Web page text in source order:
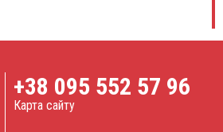
+38 095 552 57 96
Карта сайту